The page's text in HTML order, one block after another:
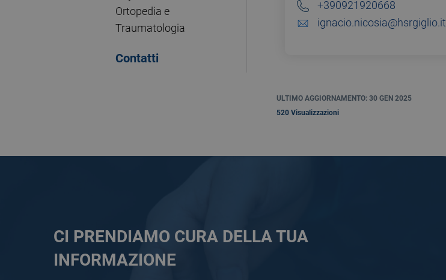
Ortopedia e
Traumatologia
Contatti
+390921920668
ignacio.nicosia@hsrgiglio.it
ULTIMO AGGIORNAMENTO: 30 GEN 2025
520 Visualizzazioni
CI PRENDIAMO CURA DELLA TUA
INFORMAZIONE